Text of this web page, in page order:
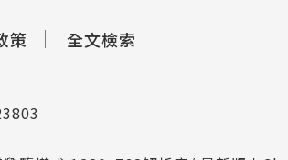
策 全文檢索